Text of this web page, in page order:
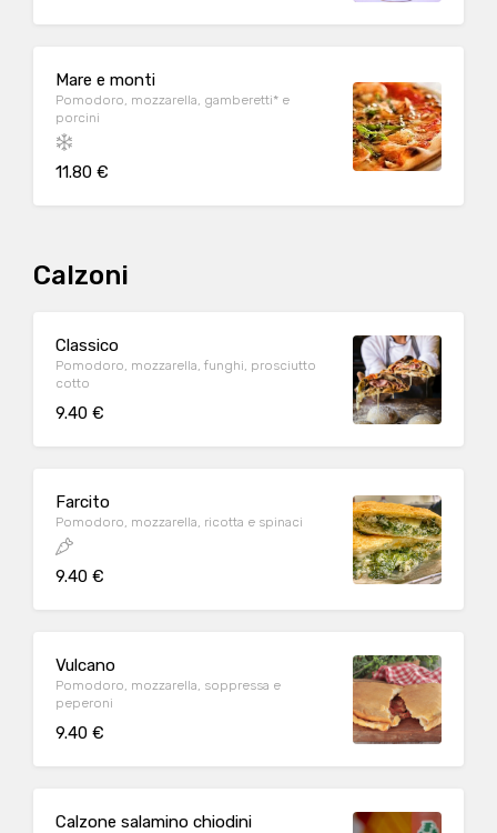
Mare e monti
Pomodoro, mozzarella, gamberetti* e
porcini
11.80 €
Calzoni
Classico
Pomodoro, mozzarella, funghi, prosciutto
cotto
9.40 €
Farcito
Pomodoro, mozzarella, ricotta e spinaci
9.40 €
Vulcano
Pomodoro, mozzarella, soppressa e
peperoni
9.40 €
Calzone salamino chiodini